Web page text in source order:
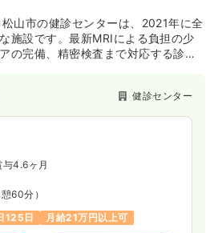
山市の健診センターは、2021年に全
施設です。最新MRIによる負担の少
の完備、精密検査まで対応する診療
健診センター
与4.6ヶ月
憩60分）
125日 月給21万円以上可